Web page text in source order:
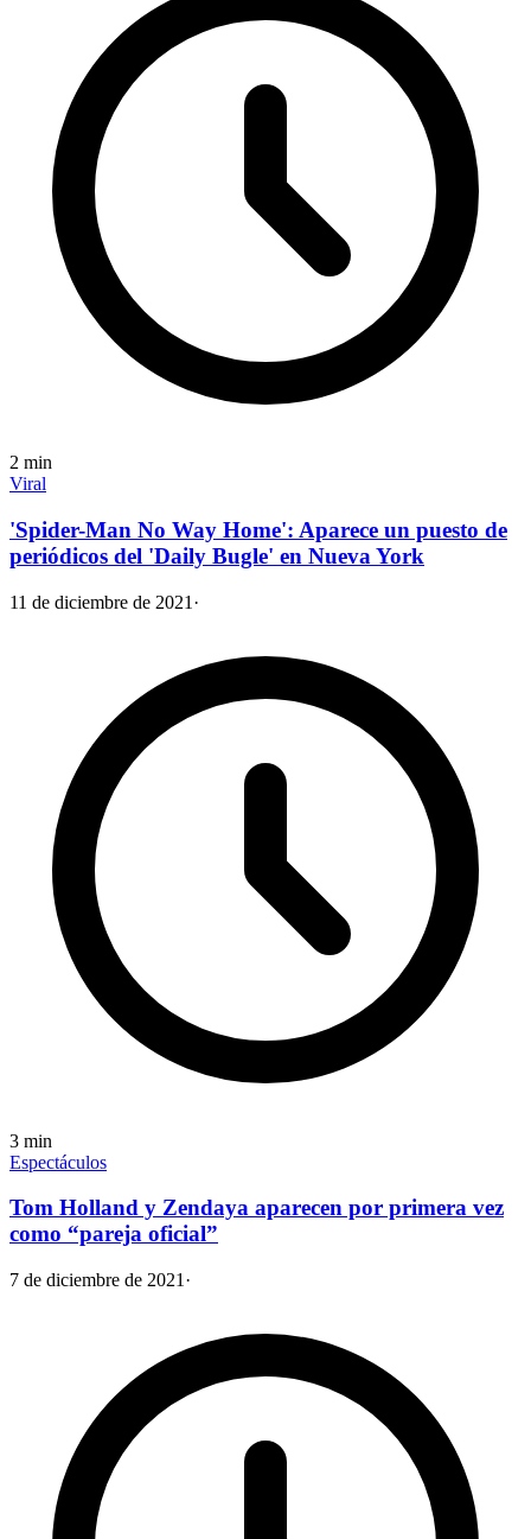
2 min
Viral
'Spider-Man No Way Home': Aparece un puesto de
periódicos del 'Daily Bugle' en Nueva York
11 de diciembre de 2021 ·
3 min
Espectáculos
Tom Holland y Zendaya aparecen por primera vez
como “pareja oficial”
7 de diciembre de 2021 ·